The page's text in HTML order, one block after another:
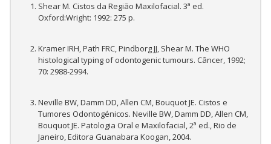
Shear M. Cistos da Região Maxilofacial. 3ª ed.
Oxford:Wright: 1992: 275 p.
Kramer IRH, Path FRC, Pindborg JJ, Shear M. The WHO
histological typing of odontogenic tumours. Câncer, 1992;
70: 2988-2994.
Neville BW, Damm DD, Allen CM, Bouquot JE. Cistos e
Tumores Odontogénicos. Neville BW, Damm DD, Allen CM,
Bouquot JE. Patologia Oral e Maxilofacial, 2ª ed., Rio de
Janeiro, Editora Guanabara Koogan, 2004.